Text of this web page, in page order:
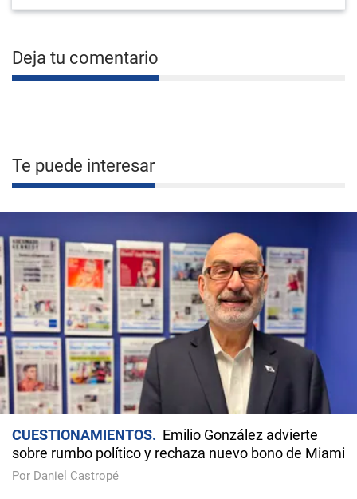
Deja tu comentario
Te puede interesar
CUESTIONAMIENTOS
Emilio González advierte
sobre rumbo político y rechaza nuevo bono de Miami
Por Daniel Castropé